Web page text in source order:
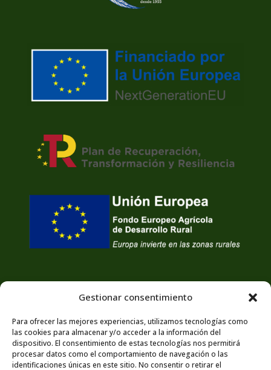
Gestionar consentimiento
Para ofrecer las mejores experiencias, utilizamos tecnologías como
las cookies para almacenar y/o acceder a la información del
dispositivo. El consentimiento de estas tecnologías nos permitirá
procesar datos como el comportamiento de navegación o las
identificaciones únicas en este sitio. No consentir o retirar el